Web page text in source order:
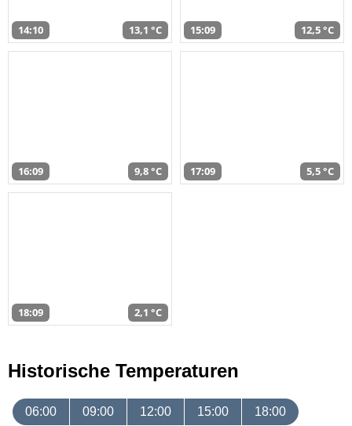
14:10 13,1 °C 15:09 12,5 °C
16:09 9,8 °C 17:09 5,5 °C
18:09 2,1 °C
Historische Temperaturen
06:00 09:00 12:00 15:00 18:00